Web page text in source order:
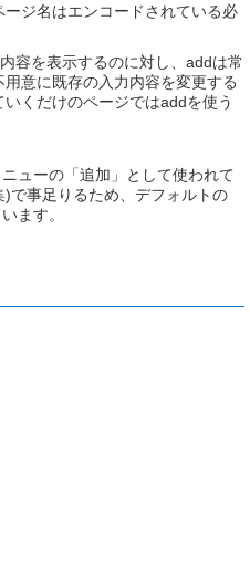
ジ名はエンコードされている必
容を表示するのに対し、addは常
意に既存の入力内容を変更する
くだけのページではaddを使う
ューの「追加」として使われて
で事足りるため、デフォルトの
ます。